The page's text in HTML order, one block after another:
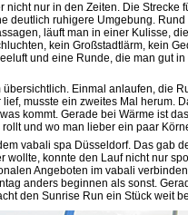
nicht nur in den Zeiten. Die Strecke
deutlich ruhigere Umgebung.
läuft man in einer Kulisse,
kein Großstadtlärm, kein
und eine Runde, die man gut
Einmal anlaufen, die
musste ein zweites Mal herum.
kommt. Gerade bei Wärme ist
und wo man lieber ein paar
vabali spa Düsseldorf. Das gab
wollte, konnte den Lauf nicht nur
Angeboten im vabali
anders beginnen als sonst.
den Sunrise Run ein Stück weit